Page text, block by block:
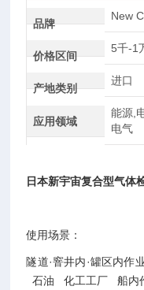
品牌
New
价格区间
5千-1
产地类别
进口
应用领域
能源,
电气
日本新宇宙复合型气体
使用场景：
隧道·窨井内·罐区内
石油 化工工厂 船内